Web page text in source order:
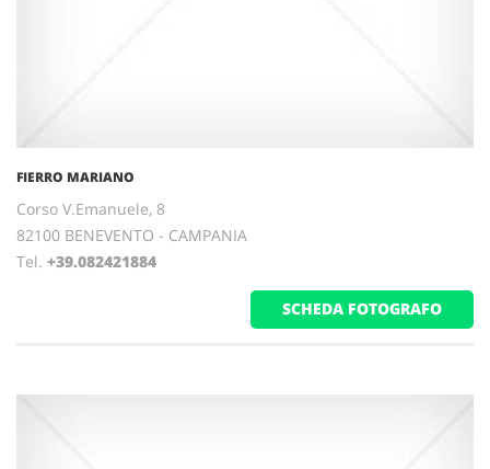
FIERRO MARIANO
Corso V.Emanuele, 8
82100 BENEVENTO - CAMPANIA
Tel. +39.082421884
SCHEDA FOTOGRAFO